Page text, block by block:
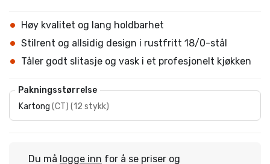
Høy kvalitet og lang holdbarhet
Stilrent og allsidig design i rustfritt 18/0-stål
Tåler godt slitasje og vask i et profesjonelt kjøkken
Pakningsstørrelse
Kartong (CT) (12 stykk)
Du må logge inn for å se priser og